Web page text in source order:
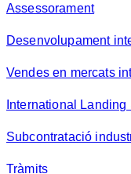
Assessorament
Desenvolupament
Vendes en mercats
International Landing
Subcontratació
Tràmits